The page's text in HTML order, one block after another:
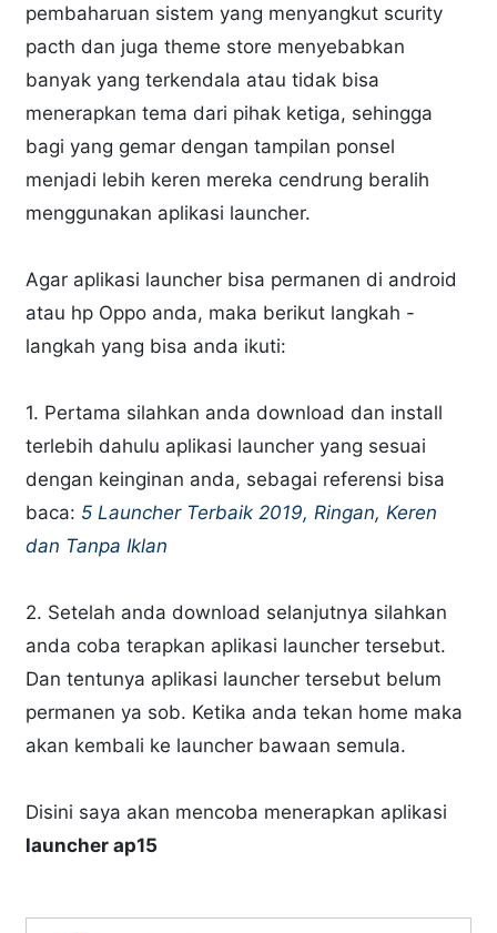
pembaharuan sistem yang menyangkut scurity
pacth dan juga theme store menyebabkan
banyak yang terkendala atau tidak bisa
menerapkan tema dari pihak ketiga, sehingga
bagi yang gemar dengan tampilan ponsel
menjadi lebih keren mereka cendrung beralih
menggunakan aplikasi launcher.
Agar aplikasi launcher bisa permanen di android
atau hp Oppo anda, maka berikut langkah -
langkah yang bisa anda ikuti:
1. Pertama silahkan anda download dan install
terlebih dahulu aplikasi launcher yang sesuai
dengan keinginan anda, sebagai referensi bisa
baca: 5 Launcher Terbaik 2019, Ringan, Keren
dan Tanpa Iklan
2. Setelah anda download selanjutnya silahkan
anda coba terapkan aplikasi launcher tersebut.
Dan tentunya aplikasi launcher tersebut belum
permanen ya sob. Ketika anda tekan home maka
akan kembali ke launcher bawaan semula.
Disini saya akan mencoba menerapkan aplikasi
launcher ap15